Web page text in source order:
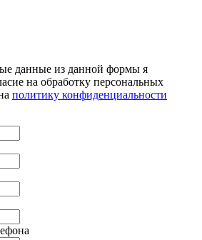
данные из данной формы я
на обработку персональных
политику конфиденциальности